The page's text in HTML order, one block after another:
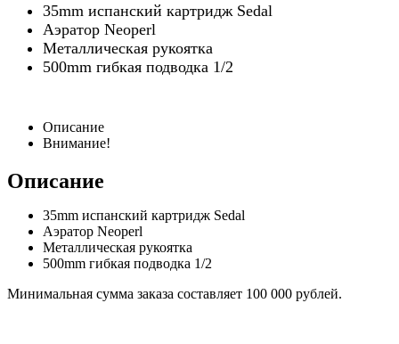
35mm испанский картридж Sedal
Аэратор Neoperl
Металлическая рукоятка
500mm гибкая подводка 1/2
Описание
Внимание!
Описание
35mm испанский картридж Sedal
Аэратор Neoperl
Металлическая рукоятка
500mm гибкая подводка 1/2
Минимальная сумма заказа составляет 100 000 рублей.